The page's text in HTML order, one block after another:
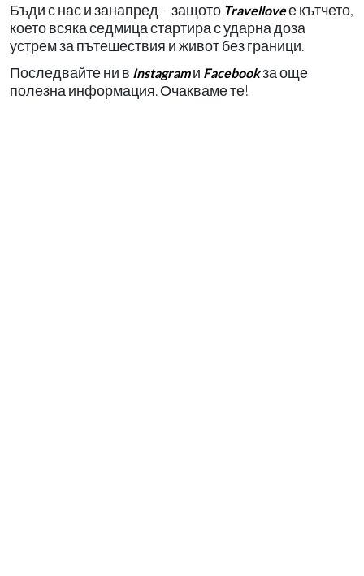
Бъди с нас и занапред – защото Travelloveе кътчето,
което всяка седмица стартира с ударна доза
устрем за пътешествия и живот без граници.
Последвайте ни в Instagramи Facebookза още
полезна информация. Очакваме те!